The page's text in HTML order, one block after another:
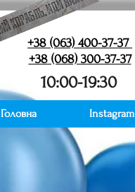
+38 (063) 400-37-37
+38 (068) 300-37-37
10:00-19:30
Головна Instagram